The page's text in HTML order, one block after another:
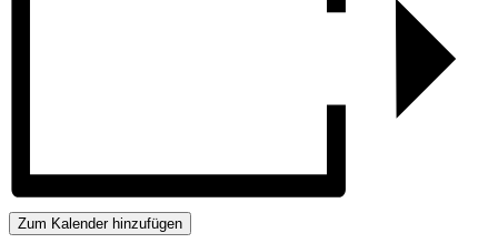
Zum Kalender hinzufügen